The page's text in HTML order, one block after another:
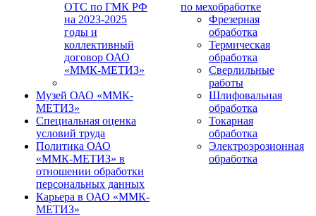
ОТС по ГМК РФ
на 2023-2025
годы и
коллективный
договор ОАО
«ММК-МЕТИЗ»
Музей ОАО «ММК-
МЕТИЗ»
Специальная оценка
условий труда
Политика ОАО
«ММК-МЕТИЗ» в
отношении обработки
персональных данных
Карьера в ОАО «ММК-
МЕТИЗ»
по мехобработке
Фрезерная
обработка
Термическая
обработка
Сверлильные
работы
Шлифовальная
обработка
Токарная
обработка
Электроэрозионная
обработка